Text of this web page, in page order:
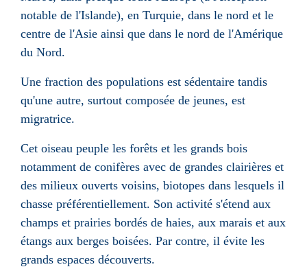
notable de l'Islande), en Turquie, dans le nord et le
centre de l'Asie ainsi que dans le nord de l'Amérique
du Nord.
Une fraction des populations est sédentaire tandis
qu'une autre, surtout composée de jeunes, est
migratrice.
Cet oiseau peuple les forêts et les grands bois
notamment de conifères avec de grandes clairières et
des milieux ouverts voisins, biotopes dans lesquels il
chasse préférentiellement. Son activité s'étend aux
champs et prairies bordés de haies, aux marais et aux
étangs aux berges boisées. Par contre, il évite les
grands espaces découverts.